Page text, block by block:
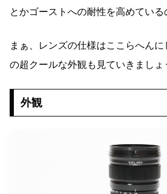
とかゴーストへの耐性を高めている
まぁ、レンズの仕様はここらへん
の超クールな外観も見ていきましょ
外観